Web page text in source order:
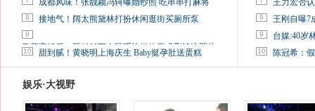
成都风味！张靓颖冯轲曝婚纱照 吃串串打麻将
8 接地气！阔太熊黛林打扮休闲逛街买厕所泵
9
马蓉离婚后，砸1000万人民币给媒体要求删掉这照片
10 甜到腻！黄晓明上海庆生 Baby挺孕肚送蛋糕
王力宏否
8 王刚自曝7
9 台媒:40岁
10 陈冠希：
娱乐·大视野